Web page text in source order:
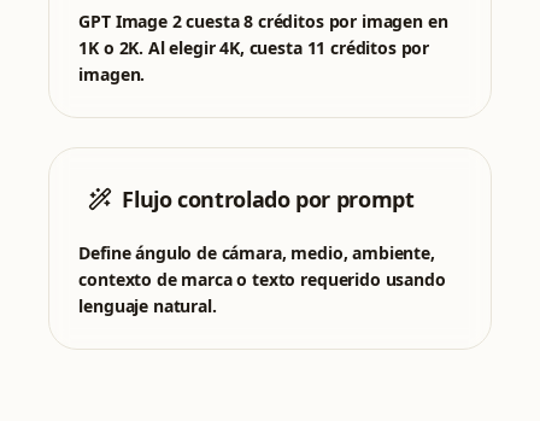
GPT Image 2 cuesta 8 créditos por imagen en
1K o 2K. Al elegir 4K, cuesta 11 créditos por
imagen.
Flujo controlado por prompt
Define ángulo de cámara, medio, ambiente,
contexto de marca o texto requerido usando
lenguaje natural.